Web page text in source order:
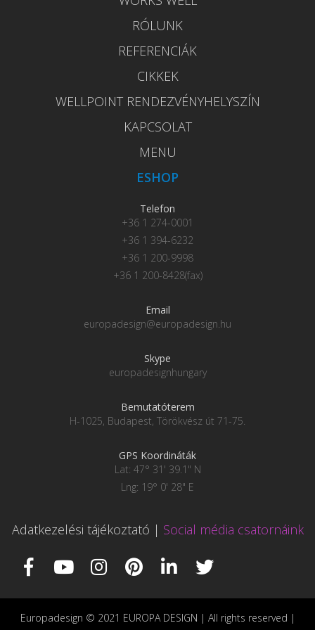
RÓLUNK
REFERENCIÁK
CIKKEK
WELLPOINT RENDEZVÉNYHELYSZÍN
KAPCSOLAT
MENU
ESHOP
Telefon
+36 1 274-0001
+36 1 394-6232
+36 1 200-9998
+36 1 200-8428(fax)
Email
europadesign@europadesign.hu
Skype
europadesignhungary
Bemutatóterem
H-1025, Budapest, Törökvész út 71-75.
GPS Koordináták
Lat: 47° 31' 39.1" N
Lng: 19° 0' 28" E
Adatkezelési tájékoztató | Social média csatornáink
Europadesign © 2021 EUROPA DESIGN | All rights reserved |